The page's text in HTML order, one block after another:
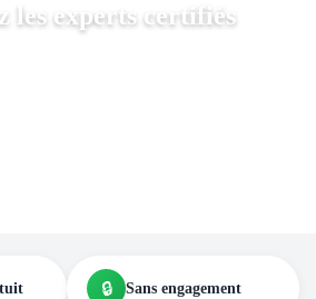
les experts certifiés
3 devis comparés
locales vérifiées
garantie
et primes incluses
🔒 Sans engagement